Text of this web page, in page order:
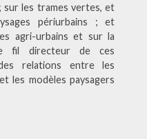
les trames vertes, et
périurbains ; et
agri-urbains et sur la
fil directeur de ces
relations entre les
les modèles paysagers